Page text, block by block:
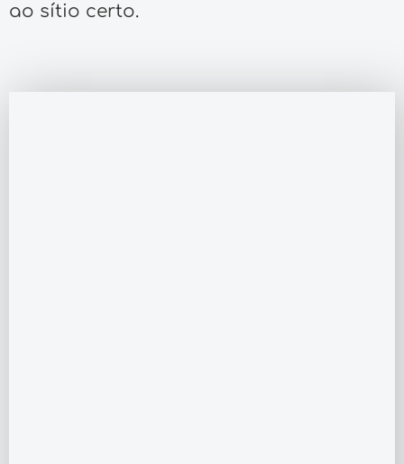
ao sítio certo.